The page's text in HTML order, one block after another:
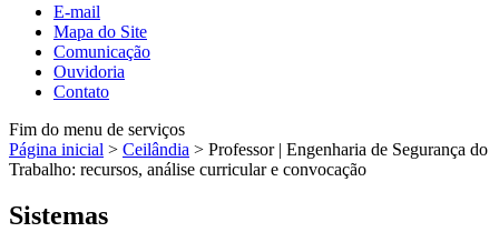
E-mail
Mapa do Site
Comunicação
Ouvidoria
Contato
Fim do menu de serviços
Página inicial > Ceilândia > Professor | Engenharia de Segurança do
Trabalho: recursos, análise curricular e convocação
Sistemas